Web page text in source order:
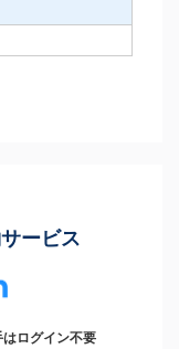
ービス
ログイン不要